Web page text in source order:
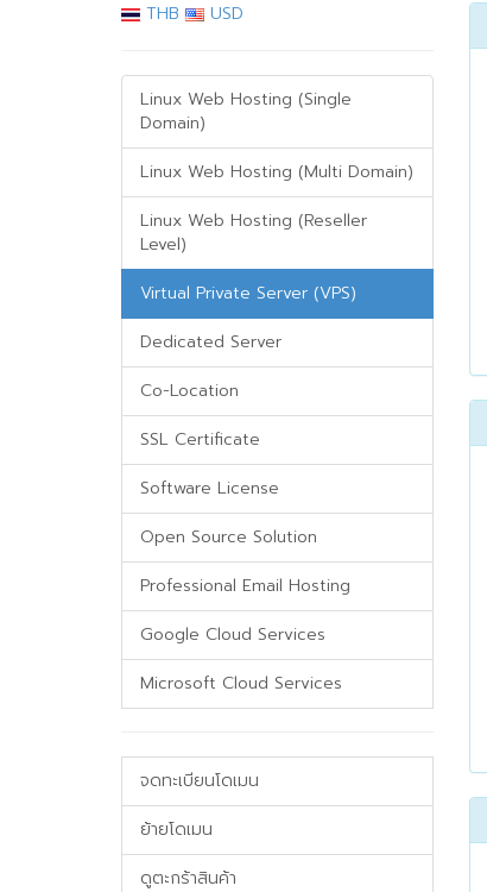
THB USD
Linux Web Hosting (Single
Domain)
Linux Web Hosting (Multi Domain)
Linux Web Hosting (Reseller
Level)
Virtual Private Server (VPS)
Dedicated Server
Co-Location
SSL Certificate
Software License
Open Source Solution
Professional Email Hosting
Google Cloud Services
Microsoft Cloud Services
จดทะเบียนโดเมน
ย้ายโดเมน
ดูตะกร้าสินค้า